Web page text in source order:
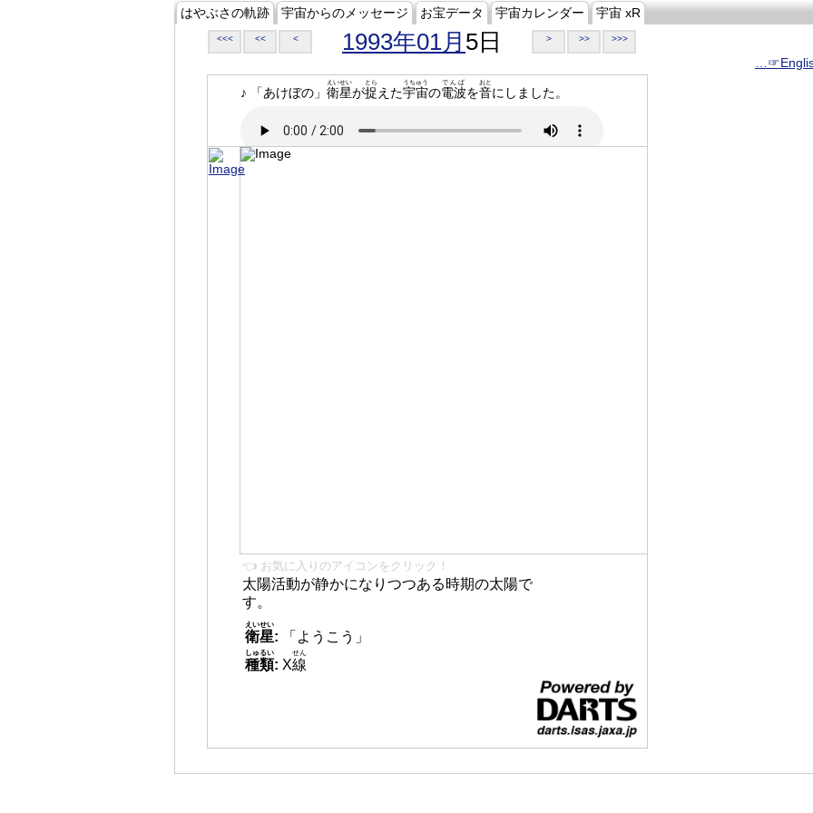
はやぶさの軌跡 宇宙からのメッセージ お宝データ 宇宙カレンダー 宇宙 xR
<<< << < 1993年01月 5日 > >> >>>
♪ 「あけぼの」 衛星
えいせい
が捉
とら
えた宇宙
うちゅう
の電波
でんぱ
を音
おと
にしました。
👈 お気に入りのアイコンをクリック！
太陽活動が静かになりつつある時期の太陽で
す。
衛星
えいせい
:
「ようこう」
種類
しゅるい
: X線
せん